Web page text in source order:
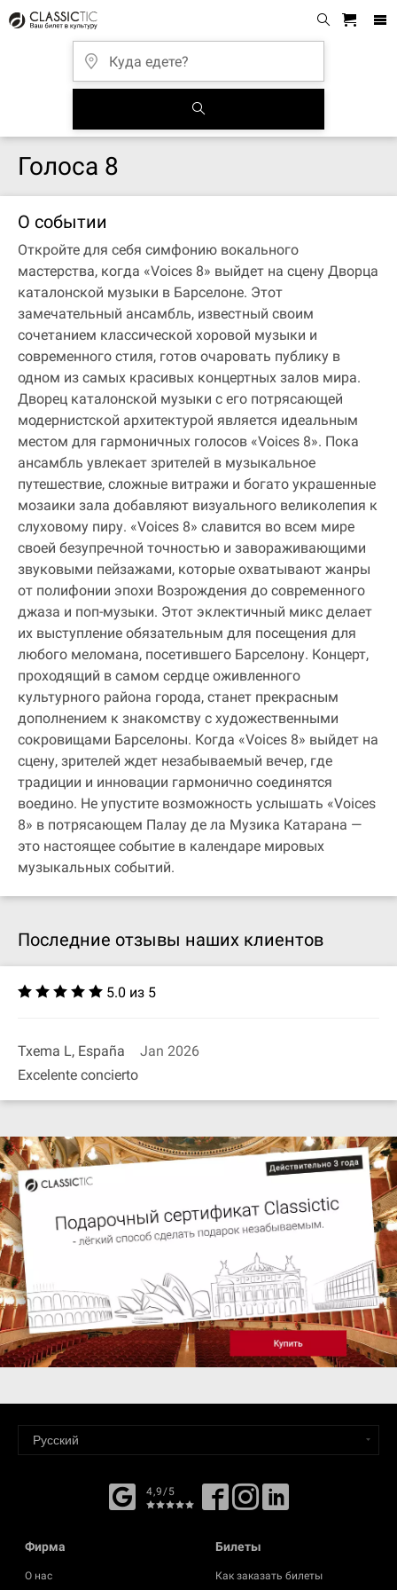
Голоса 8
О событии
Откройте для себя симфонию вокального
мастерства, когда «Voices 8» выйдет на сцену Дворца
каталонской музыки в Барселоне. Этот
замечательный ансамбль, известный своим
сочетанием классической хоровой музыки и
современного стиля, готов очаровать публику в
одном из самых красивых концертных залов мира.
Дворец каталонской музыки с его потрясающей
модернистской архитектурой является идеальным
местом для гармоничных голосов «Voices 8». Пока
ансамбль увлекает зрителей в музыкальное
путешествие, сложные витражи и богато украшенные
мозаики зала добавляют визуального великолепия к
слуховому пиру. «Voices 8» славится во всем мире
своей безупречной точностью и завораживающими
звуковыми пейзажами, которые охватывают жанры
от полифонии эпохи Возрождения до современного
джаза и поп-музыки. Этот эклектичный микс делает
их выступление обязательным для посещения для
любого меломана, посетившего Барселону. Концерт,
проходящий в самом сердце оживленного
культурного района города, станет прекрасным
дополнением к знакомству с художественными
сокровищами Барселоны. Когда «Voices 8» выйдет на
сцену, зрителей ждет незабываемый вечер, где
традиции и инновации гармонично соединятся
воедино. Не упустите возможность услышать «Voices
8» в потрясающем Палау де ла Музика Катарана —
это настоящее событие в календаре мировых
музыкальных событий.
Последние отзывы наших клиентов
5.0 из 5
Txema L, España
Jan 2026
Excelente concierto
4,9/5
Фирма
О нас
Билеты
Как заказать билеты